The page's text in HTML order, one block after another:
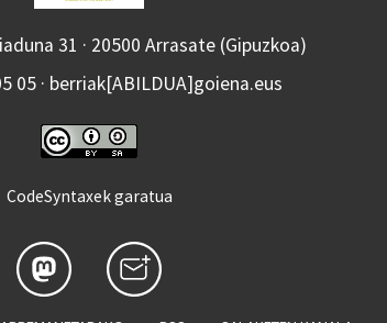
31 · 20500 Arrasate (Gipuzkoa)
05 · berriak[ABILDUA]goiena.eus
CodeSyntaxek garatua